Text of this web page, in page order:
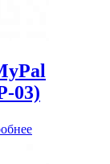
03)